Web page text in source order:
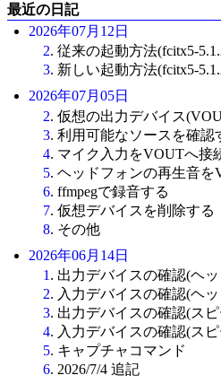
最近の日記
2026年07月12日
2. 従来の起動方法(fcitx5-
3. 新しい起動方法(fcitx5-
2026年07月05日
2. 仮想の出力デバイス
3. 利用可能なソースを確認
4. マイク入力をVOUTへ接
5. ヘッドフォンの再生音を
6. ffmpegで録音する
7. 仮想デバイスを削除する
8. その他
2026年06月14日
1 . 出力デバイスの確認(ヘ
2. 入力デバイスの確認(ヘ
3. 出力デバイスの確認(ス
4. 入力デバイスの確認(ス
5. キャプチャコマンド
6. 2026/7/4 追記